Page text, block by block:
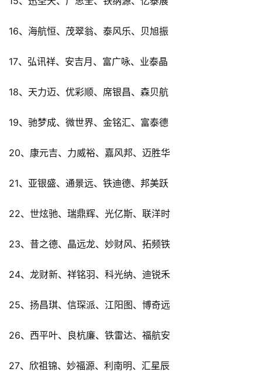
16、海航恒、茂翠翁、泰风乐、贝旭振
17、弘讯祥、安吉月、富广咏、业泰晶
18、天力迈、优彩顺、席银昌、森贝航
19、驰梦成、微世界、金铭汇、富泰德
20、康元吉、力威裕、嘉风邦、迈胜华
21、亚银盛、通景远、铁迪德、邦美跃
22、世炫驰、瑞鼎辉、光亿斯、联洋时
23、昔之德、晶远龙、妙财风、拓频铁
24、龙财新、祥铭羽、科光纳、迪锐禾
25、扬昌琪、信琛派、江阳图、博奇远
26、西平叶、良杭廉、铁雷达、福航安
27、欣祖锦、妙福源、利南明、汇星辰